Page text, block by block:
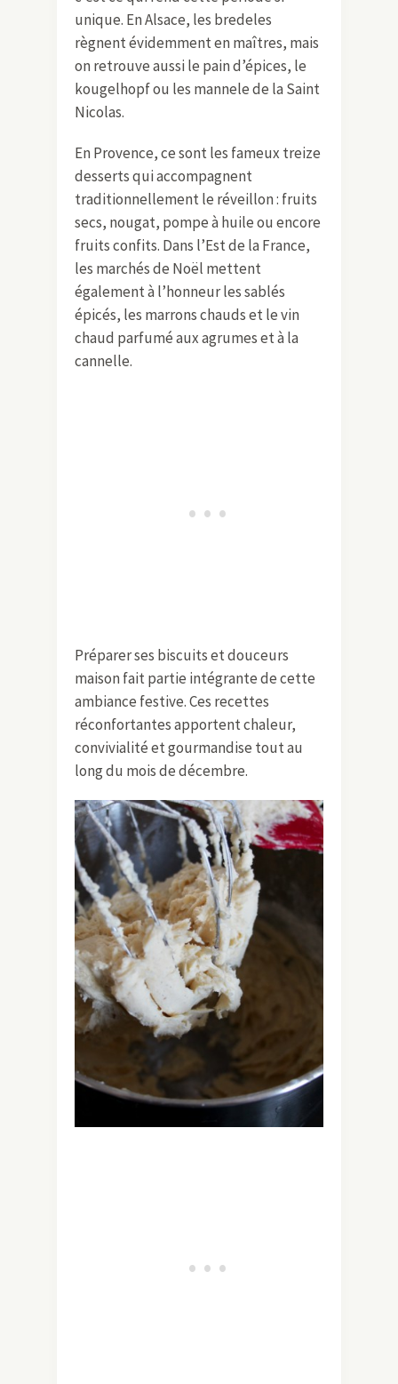
unique. En Alsace, les bredeles
règnent évidemment en maîtres, mais
on retrouve aussi le pain d’épices, le
kougelhopf ou les mannele de la Saint
Nicolas.
En Provence, ce sont les fameux treize
desserts qui accompagnent
traditionnellement le réveillon : fruits
secs, nougat, pompe à huile ou encore
fruits confits. Dans l’Est de la France,
les marchés de Noël mettent
également à l’honneur les sablés
épicés, les marrons chauds et le vin
chaud parfumé aux agrumes et à la
cannelle.
Préparer ses biscuits et douceurs
maison fait partie intégrante de cette
ambiance festive. Ces recettes
réconfortantes apportent chaleur,
convivialité et gourmandise tout au
long du mois de décembre.